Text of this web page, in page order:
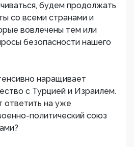
будем продолжать
со всеми странами и
вовлечены тем или
безопасности нашего
наращивает
с Турцией и Израилем.
на уже
политический союз